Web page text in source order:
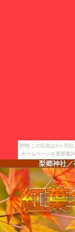
[PR] この広告は3ヶ月以
ホームページを更新後
梨郷神社